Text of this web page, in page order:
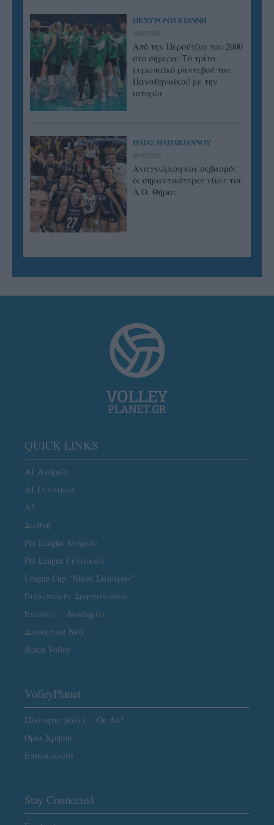
ΠΕΝΥ ΡΟΝΤΟΓΙΑΝΝΗ
11/03/2026
Από την Περούτζια του 2000
στο σήμερα: Tο τρίτο
ευρωπαϊκό ραντεβού του
Παναθηναϊκού με την
ιστορία
ΗΛΙΑΣ ΠΑΠΑΪΩΑΝΝΟΥ
08/03/2026
Αναγνώριση και σεβασμός
οι σημαντικότερες νίκες του
Α.Ο. Θήρας
QUICK LINKS
Α1 Ανδρών
Α1 Γυναικών
A2
Διεθνή
Pre League Ανδρών
Pre League Γυναικών
League Cup “Νίκος Σαμαράς”
Ευρωπαϊκές Διοργανώσεις
Ενώσεις – Ακαδημίες
Διοικητικά Νέα
Beach Volley
VolleyPlanet
Πλανήτης βόλεϊ… On Air!
Όροι Χρήσης
Επικοινωνία
Stay Connected